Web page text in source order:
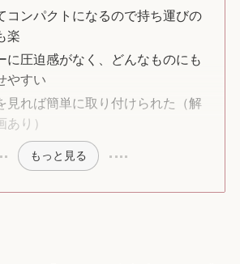
コンパクトになるので持ち運びの
楽
に圧迫感がなく、どんなものにも
やすい
見れば簡単に取り付けられた（解
あり）
もっと見る